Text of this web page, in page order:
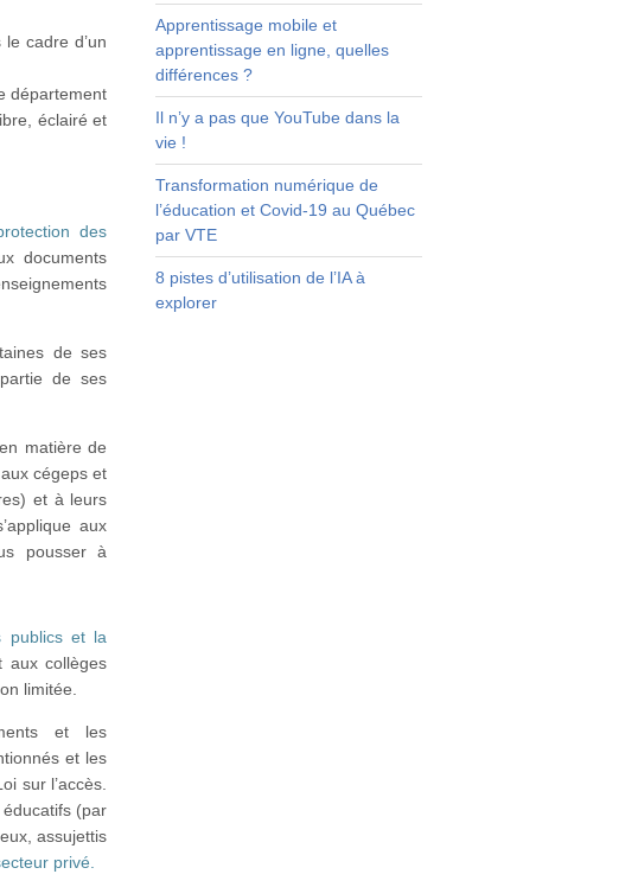
cadre d’un
département
éclairé et
des
documents
de ses
de ses
matière de
cégeps et
et à leurs
aux
pousser à
publics et la
aux collèges
limitée.
et les
et les
sur l’accès.
(par
assujettis
privé.
Apprentissage mobile et
apprentissage en ligne, quelles
différences ?
Il n’y a pas que YouTube dans la
vie !
Transformation numérique de
l’éducation et Covid-19 au Québec
par VTE
8 pistes d’utilisation de l’IA à
explorer